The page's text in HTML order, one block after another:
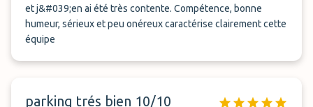
et j&#039;en ai été très contente. Compétence, bonne
humeur, sérieux et peu onéreux caractérise clairement cette
équipe
parking trés bien 10/10